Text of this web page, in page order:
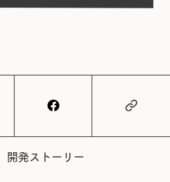
開発ストーリー